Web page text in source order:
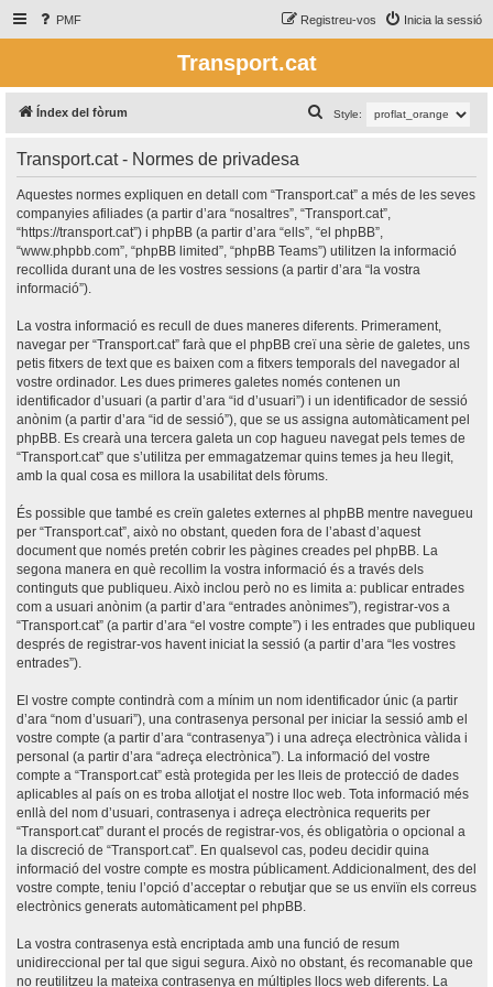
PMF Inicia la sessió
Registreu-vos
Transport.cat
Índex del fòrum Style:
e
c
a
Transport.cat - Normes de privadesa
Aquestes normes expliquen en detall com “Transport.cat” a més de les seves
companyies afiliades (a partir d’ara “nosaltres”, “Transport.cat”,
“https://transport.cat”) i phpBB (a partir d’ara “ells”, “el phpBB”,
“www.phpbb.com”, “phpBB limited”, “phpBB Teams”) utilitzen la informació
recollida durant una de les vostres sessions (a partir d’ara “la vostra
informació”).
La vostra informació es recull de dues maneres diferents. Primerament,
navegar per “Transport.cat” farà que el phpBB creï una sèrie de galetes, uns
petis fitxers de text que es baixen com a fitxers temporals del navegador al
vostre ordinador. Les dues primeres galetes només contenen un
identificador d’usuari (a partir d’ara “id d’usuari”) i un identificador de sessió
anònim (a partir d’ara “id de sessió”), que se us assigna automàticament pel
phpBB. Es crearà una tercera galeta un cop hagueu navegat pels temes de
“Transport.cat” que s’utilitza per emmagatzemar quins temes ja heu llegit,
amb la qual cosa es millora la usabilitat dels fòrums.
És possible que també es creïn galetes externes al phpBB mentre navegueu
per “Transport.cat”, això no obstant, queden fora de l’abast d’aquest
document que només pretén cobrir les pàgines creades pel phpBB. La
segona manera en què recollim la vostra informació és a través dels
continguts que publiqueu. Això inclou però no es limita a: publicar entrades
com a usuari anònim (a partir d’ara “entrades anònimes”), registrar-vos a
“Transport.cat” (a partir d’ara “el vostre compte”) i les entrades que publiqueu
després de registrar-vos havent iniciat la sessió (a partir d’ara “les vostres
entrades”).
El vostre compte contindrà com a mínim un nom identificador únic (a partir
d’ara “nom d’usuari”), una contrasenya personal per iniciar la sessió amb el
vostre compte (a partir d’ara “contrasenya”) i una adreça electrònica vàlida i
personal (a partir d’ara “adreça electrònica”). La informació del vostre
compte a “Transport.cat” està protegida per les lleis de protecció de dades
aplicables al país on es troba allotjat el nostre lloc web. Tota informació més
enllà del nom d’usuari, contrasenya i adreça electrònica requerits per
“Transport.cat” durant el procés de registrar-vos, és obligatòria o opcional a
la discreció de “Transport.cat”. En qualsevol cas, podeu decidir quina
informació del vostre compte es mostra públicament. Addicionalment, des del
vostre compte, teniu l’opció d’acceptar o rebutjar que se us enviïn els correus
electrònics generats automàticament pel phpBB.
La vostra contrasenya està encriptada amb una funció de resum
unidireccional per tal que sigui segura. Això no obstant, és recomanable que
no reutilitzeu la mateixa contrasenya en múltiples llocs web diferents. La